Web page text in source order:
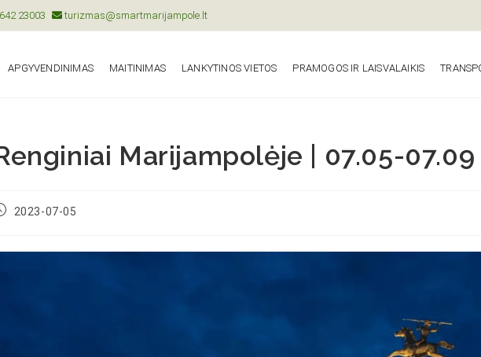
23003 turizmas@smartmarijampole.lt
APGYVENDINIMAS MAITINIMAS LANKYTINOS VIETOS PRAMOGOS IR LAISVALAIKIS
Marijampolėje | 07.05-07.09
2023-07-05